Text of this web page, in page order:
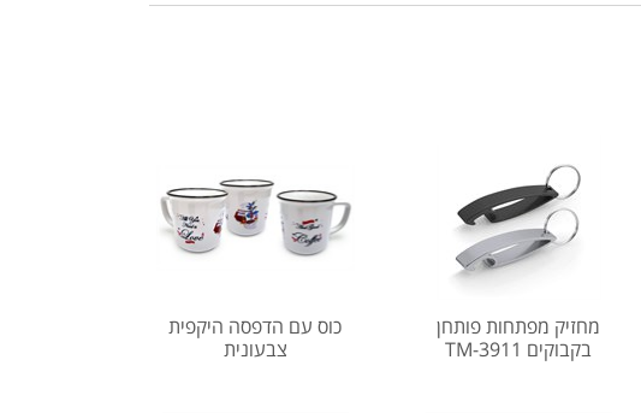
מחזיק מפתחות פותחן
בקבוקים TM-3911
כוס עם הדפסה היקפית
צבעונית